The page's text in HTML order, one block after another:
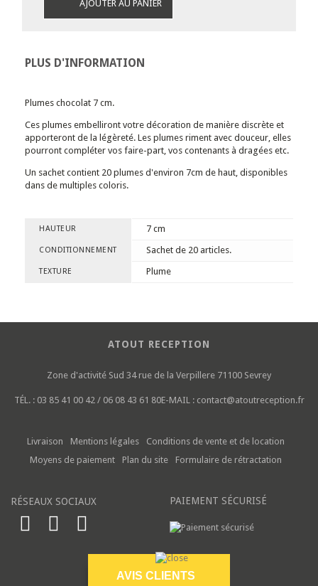
AJOUTER AU PANIER
PLUS D'INFORMATION
Plumes chocolat 7 cm.
Ces plumes embelliront votre décoration de manière discrète et
apporteront de la légèreté. Les plumes riment avec douceur, elles
pourront compléter vos faire-part, vos contenants à dragées etc.
Un sachet contient 20 plumes d'environ 7cm de haut, disponibles
dans de multiples coloris.
HAUTEUR 7 cm
CONDITIONNEMENT Sachet de 20 articles.
TEXTURE Plume
ATOUT RECEPTION
Zone d'activité Sud 34 rue de la Verpillere 71100 Sevrey
TÉL. : 03 85 41 00 42 / 06 08 43 61 80E-MAIL : contact@atoutreception.fr
Livraison Mentions légales
Conditions de vente et de location
Moyens de paiement
Plan du site Formulaire de rétractation
RÉSEAUX SOCIAUX PAIEMENT SÉCURISÉ
AVIS CLIENTS